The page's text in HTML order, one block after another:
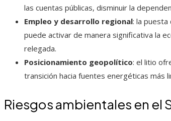
las cuentas públicas, disminuir la
Empleo y desarrollo regional: la puesta
puede activar de manera significativa la
relegada.
Posicionamiento geopolítico: el litio
transición hacia fuentes energéticas más
Riesgos ambientales en el